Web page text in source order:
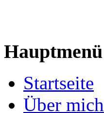
Hauptmenü
Startseite
Über mich